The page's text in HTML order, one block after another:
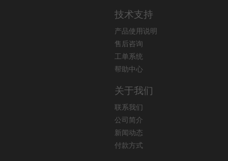
技术支持
产品使用说明
售后咨询
工单系统
帮助中心
关于我们
联系我们
公司简介
新闻动态
付款方式